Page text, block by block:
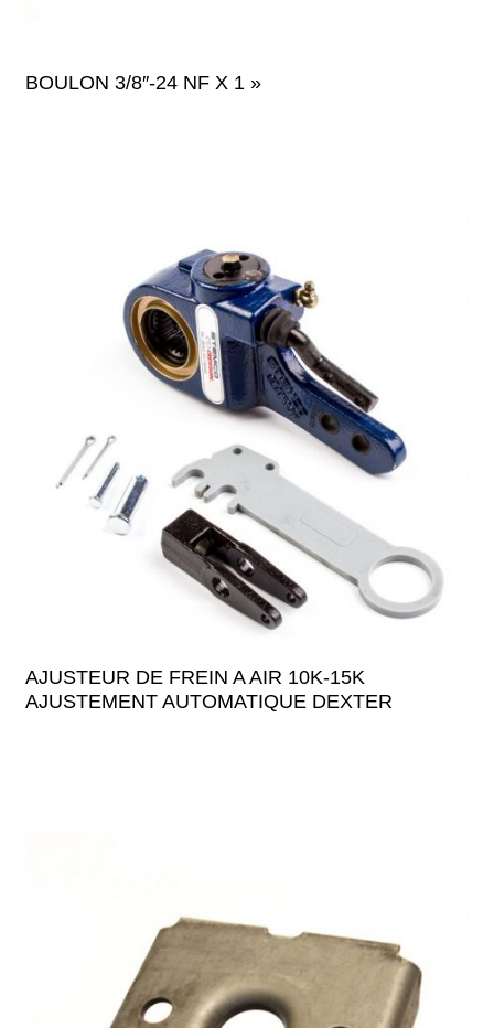
BOULON 3/8″-24 NF X 1 »
AJUSTEUR DE FREIN A AIR 10K-15K
AJUSTEMENT AUTOMATIQUE DEXTER